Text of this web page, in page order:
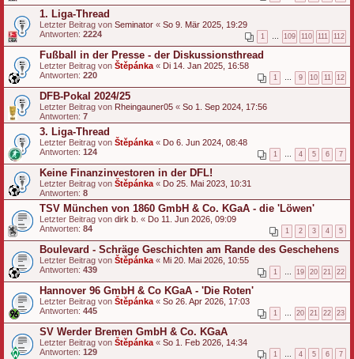
1. Liga-Thread
Letzter Beitrag von Seminator « So 9. Mär 2025, 19:29
Antworten: 2224 1 109 110 111 112
Fußball in der Presse - der Diskussionsthread
Letzter Beitrag von Štěpánka « Di 14. Jan 2025, 16:58
Antworten: 220 1 9 10 11 12
DFB-Pokal 2024/25
Letzter Beitrag von Rheingauner05 « So 1. Sep 2024, 17:56
Antworten: 7
3. Liga-Thread
Letzter Beitrag von Štěpánka « Do 6. Jun 2024, 08:48
Antworten: 124 1 4 5 6 7
Keine Finanzinvestoren in der DFL!
Letzter Beitrag von Štěpánka « Do 25. Mai 2023, 10:31
Antworten: 8
TSV München von 1860 GmbH & Co. KGaA - die 'Löwen'
Letzter Beitrag von dirk b. « Do 11. Jun 2026, 09:09
Antworten: 84 1 2 3 4 5
Boulevard - Schräge Geschichten am Rande des Geschehens
Letzter Beitrag von Štěpánka « Mi 20. Mai 2026, 10:55
Antworten: 439 1 19 20 21 22
Hannover 96 GmbH & Co KGaA - 'Die Roten'
Letzter Beitrag von Štěpánka « So 26. Apr 2026, 17:03
Antworten: 445 1 20 21 22 23
SV Werder Bremen GmbH & Co. KGaA
Letzter Beitrag von Štěpánka « So 1. Feb 2026, 14:34
Antworten: 129 1 4 5 6 7